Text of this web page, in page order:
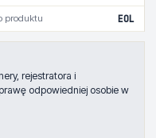
produktu EOL
rejestratora i
odpowiedniej osobie w